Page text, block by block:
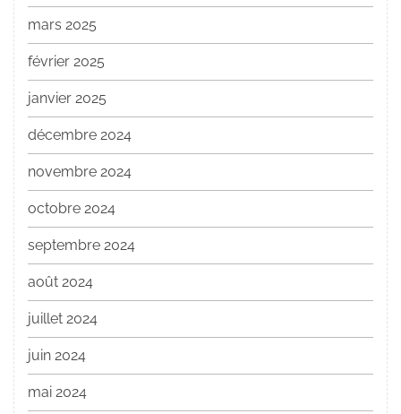
mars 2025
février 2025
janvier 2025
décembre 2024
novembre 2024
octobre 2024
septembre 2024
août 2024
juillet 2024
juin 2024
mai 2024